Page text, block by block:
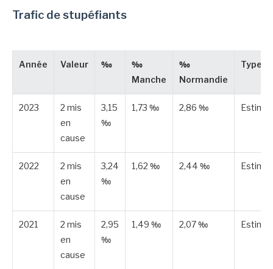
Trafic de stupéfiants
Année Valeur ‰
‰
Manche
‰
Normandie
Type
2023
2 mis
en
cause
3,15
‰
1,73 ‰ 2,86 ‰
2022
2 mis
en
cause
3,24
‰
1,62 ‰ 2,44 ‰
2021
2 mis
en
cause
2,95
‰
1,49 ‰ 2,07 ‰